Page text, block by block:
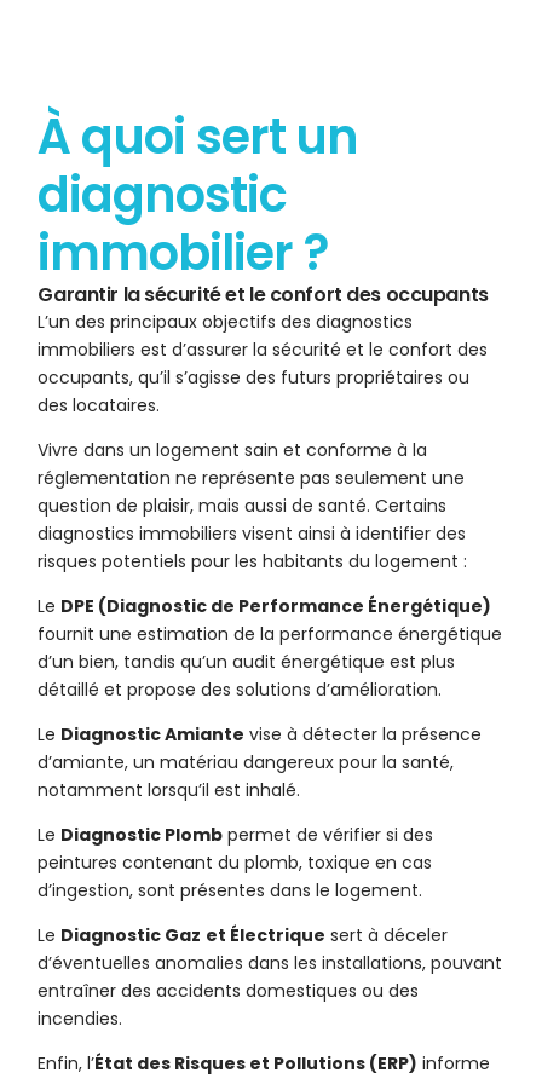
À quoi sert un
diagnostic
immobilier ?
Garantir la sécurité et le confort des occupants
L’un des principaux objectifs des diagnostics
immobiliers est d’assurer la sécurité et le confort des
occupants, qu’il s’agisse des futurs propriétaires ou
des locataires.
Vivre dans un logement sain et conforme à la
réglementation ne représente pas seulement une
question de plaisir, mais aussi de santé. Certains
diagnostics immobiliers visent ainsi à identifier des
risques potentiels pour les habitants du logement :
Le DPE (Diagnostic de Performance Énergétique)
fournit une estimation de la performance énergétique
d’un bien, tandis qu’un audit énergétique est plus
détaillé et propose des solutions d’amélioration.
Le Diagnostic Amiante vise à détecter la présence
d’amiante, un matériau dangereux pour la santé,
notamment lorsqu’il est inhalé.
Le Diagnostic Plomb permet de vérifier si des
peintures contenant du plomb, toxique en cas
d’ingestion, sont présentes dans le logement.
Le Diagnostic Gaz et Électrique sert à déceler
d’éventuelles anomalies dans les installations, pouvant
entraîner des accidents domestiques ou des
incendies.
Enfin, l’État des Risques et Pollutions (ERP) informe